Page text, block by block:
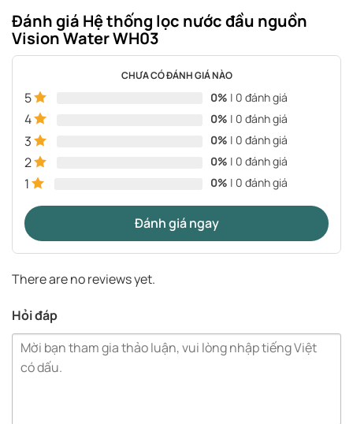
Đánh giá Hệ thống lọc nước đầu nguồn
Vision Water WH03
CHƯA CÓ ĐÁNH GIÁ NÀO
5 0% | 0 đánh giá
4 0% | 0 đánh giá
3 0% | 0 đánh giá
2 0% | 0 đánh giá
1 0% | 0 đánh giá
Đánh giá ngay
There are no reviews yet.
Hỏi đáp